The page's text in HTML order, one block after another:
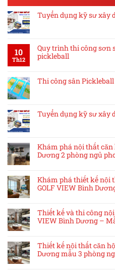
Tuyển dụng kỹ sư xây
10
Th12
Quy trình thi công sơn
pickleball
Thi công sân
Tuyển dụng kỹ sư xây
Khám phá nội thất
Dương 2 phòng ngủ
Khám phá thiết kế nội
GOLF VIEW Bình
Thiết kế và thi công nội
VIEW Bình Dương –
Thiết kế nội thất căn
Dương mẫu 3 phòng